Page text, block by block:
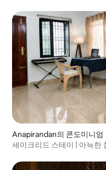
Anapirandan의 콘도미니엄
세이크리드 스테이 | 아늑한